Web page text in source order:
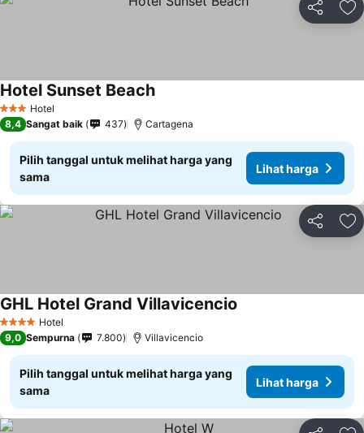
Bagikan
3 BintangHotel
Hotel Sunset Beach
8,4 Sangat baik 437 Cartagena
Pilih tanggal untuk melihat harga yang
sama
Lihat harga
Bagikan
4 BintangHotel
GHL Hotel Grand Villavicencio
9,0 Sempurna 7.800 Villavicencio
Pilih tanggal untuk melihat harga yang
sama
Lihat harga